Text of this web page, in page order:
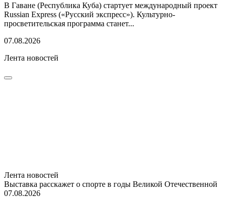
В Гаване (Республика Куба) стартует международный проект
Russian Express («Русский экспресс»). Культурно-
просветительская программа станет...
07.08.2026
Лента новостей
Лента новостей
Выставка расскажет о спорте в годы Великой Отечественной
07.08.2026